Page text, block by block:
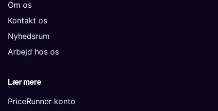
Om os
Kontakt os
Nyhedsrum
Arbejd hos os
Lær mere
PriceRunner konto